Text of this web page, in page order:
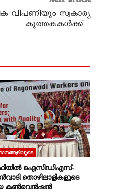
വിപണിയും സ്വകാര്യ
കുത്തകകൾക്ക്
ഐസിഡിഎസ്‌‐
തൊഴിലാളികളുടെ
കൺവെൻഷൻ